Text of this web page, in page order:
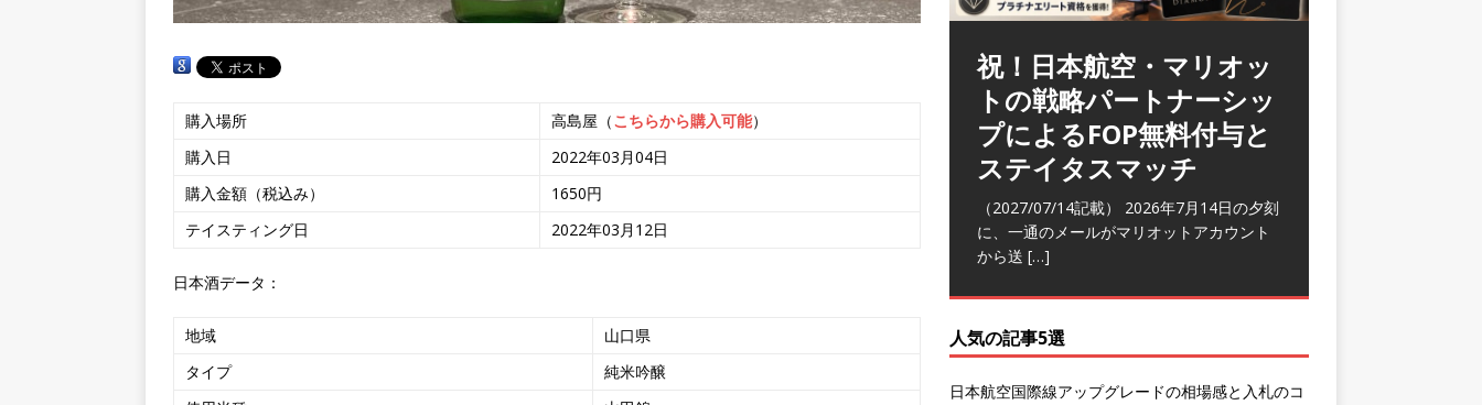
購入場所 高島屋（こちらから購入可能）
購入日
2022年03月04日
購入金額（税込み）
1650円
テイスティング日
2022年03月12日
日本酒データ：
地域
山口県
タイプ
純米吟醸
ラウンジ 華 那覇空港
(2026/05)
（2026/06/07記載） 2026年5月下旬の平日
に那覇を訪れた際に利用した。 こちらのラ
ウンジ
[…]
人気の記事5選
ツ- 48,017 views
日本航空国際線マイルアップグレードキャンセル待